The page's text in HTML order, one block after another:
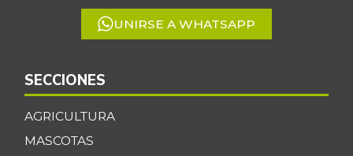
UNIRSE A WHATSAPP
SECCIONES
AGRICULTURA
MASCOTAS